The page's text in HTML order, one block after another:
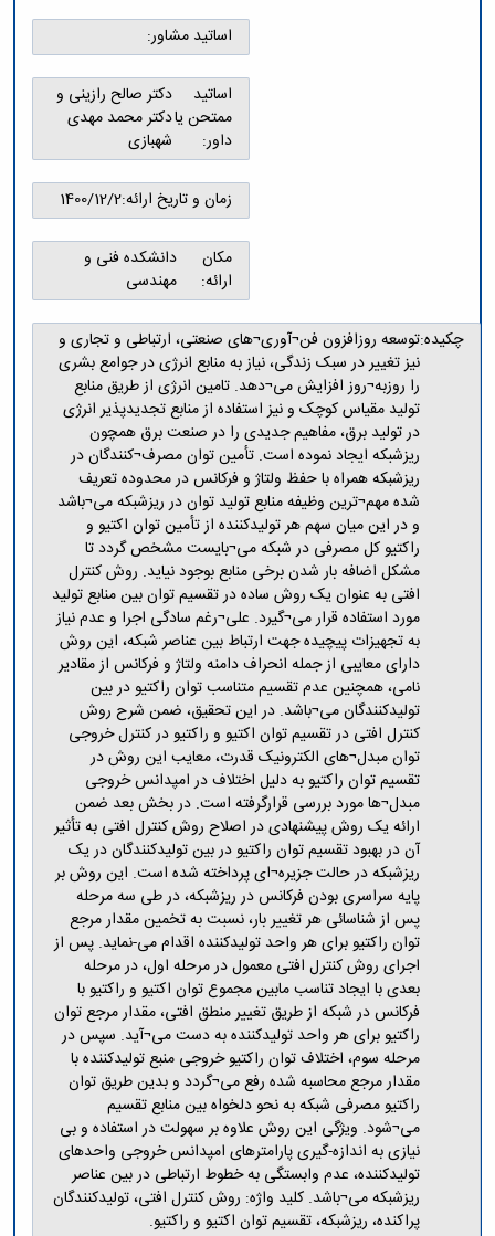
of
Stress
Analysis
کارآموزی
بنیاد
ملی
نخبگان
شرکت
های
دانش
بنیان
فرآیندها
آئین
نامه
نامه
های
پژوهشی
فرم
های
پژوهشی
اساتید مشاور:
اساتید
ممتحن یا
داور:
دکتر صالح رازینی و
دکتر محمد مهدی
شهبازی
زمان و تاریخ ارائه:1400/12/2
مکان
ارائه:
دانشکده فنی و
مهندسی
چکیده:توسعه روزافزون فن¬آوری¬های صنعتی، ارتباطی و تجاری و
نیز تغییر در سبک زندگی، نیاز به منابع انرژی در جوامع بشری
را روزبه¬روز افزایش می¬دهد. تامین انرژی از طریق منابع
تولید مقیاس کوچک و نیز استفاده از منابع تجدیدپذیر انرژی
در تولید برق، مفاهیم جدیدی را در صنعت برق همچون
ریزشبکه ایجاد نموده است. تأمین توان مصرف¬کنندگان در
ریزشبکه همراه با حفظ ولتاژ و فرکانس در محدوده تعریف
شده مهم¬ترین وظیفه منابع تولید توان در ریزشبکه می¬باشد
و در این میان سهم هر تولیدکننده از تأمین توان اکتیو و
راکتیو کل مصرفی در شبکه می¬بایست مشخص گردد تا
مشکل اضافه بار شدن برخی منابع بوجود نیاید. روش کنترل
افتی به عنوان یک روش ساده در تقسیم توان بین منابع تولید
مورد استفاده قرار می¬گیرد. علی¬رغم سادگی اجرا و عدم نیاز
به تجهیزات پیچیده جهت ارتباط بین عناصر شبکه، این روش
دارای معایبی از جمله انحراف دامنه ولتاژ و فرکانس از مقادیر
نامی، همچنین عدم تقسیم متناسب توان راکتیو در بین
تولیدکنندگان می¬باشد. در این تحقیق، ضمن شرح روش
کنترل افتی در تقسیم توان اکتیو و راکتیو در کنترل خروجی
توان مبدل¬های الکترونیک قدرت، معایب این روش در
تقسیم توان راکتیو به دلیل اختلاف در امپدانس خروجی
مبدل¬ها مورد بررسی قرارگرفته است. در بخش بعد ضمن
ارائه یک روش پیشنهادی در اصلاح روش کنترل افتی به تأثیر
آن در بهبود تقسیم توان راکتیو در بین تولیدکنندگان در یک
ریزشبکه در حالت جزیره¬ای پرداخته شده است. این روش بر
پایه سراسری بودن فرکانس در ریزشبکه، در طی سه مرحله
پس از شناسائی هر تغییر بار، نسبت به تخمین مقدار مرجع
توان راکتیو برای هر واحد تولیدکننده اقدام می-نماید. پس از
اجرای روش کنترل افتی معمول در مرحله اول، در مرحله
بعدی با ایجاد تناسب مابین مجموع توان اکتیو و راکتیو با
فرکانس در شبکه از طریق تغییر منطق افتی، مقدار مرجع توان
راکتیو برای هر واحد تولیدکننده به دست می¬آید. سپس در
مرحله سوم، اختلاف توان راکتیو خروجی منبع تولیدکننده با
مقدار مرجع محاسبه شده رفع می¬گردد و بدین طریق توان
راکتیو مصرفی شبکه به نحو دلخواه بین منابع تقسیم
می¬شود. ویژگی این روش علاوه بر سهولت در استفاده و بی
نیازی به اندازه-گیری پارامترهای امپدانس خروجی واحدهای
تولیدکننده، عدم وابستگی به خطوط ارتباطی در بین عناصر
ریزشبکه می¬باشد. کلید واژه: روش کنترل افتی، تولیدکنندگان
پراکنده، ریزشبکه، تقسیم توان اکتیو و راکتیو.